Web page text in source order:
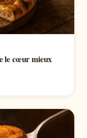
le cœur mieux